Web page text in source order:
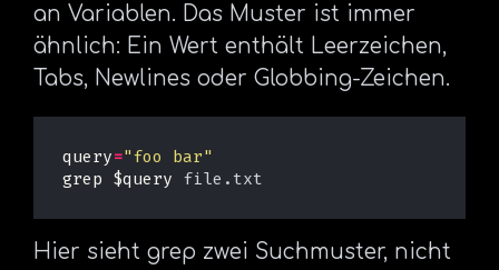
an Variablen. Das Muster ist immer
ähnlich: Ein Wert enthält Leerzeichen,
Tabs, Newlines oder Globbing-Zeichen.
query="foo bar"
grep
$query
Hier sieht grep zwei Suchmuster, nicht